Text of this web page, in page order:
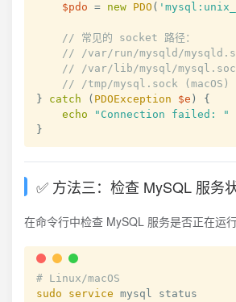
$pdo = new PDO (
// 常见的 socket 路径：
// /var/run/mysqld/
// /var/lib/mysql/mysql.sock
// /tmp/mysql.sock (macOS)
}
catch ( PDOException $e )
{
echo
"Connection failed: "
}
✅ 方法三：检查 MySQL 服务
在命令行中检查 MySQL 服务是否正在运行
# Linux/macOS
sudo
service